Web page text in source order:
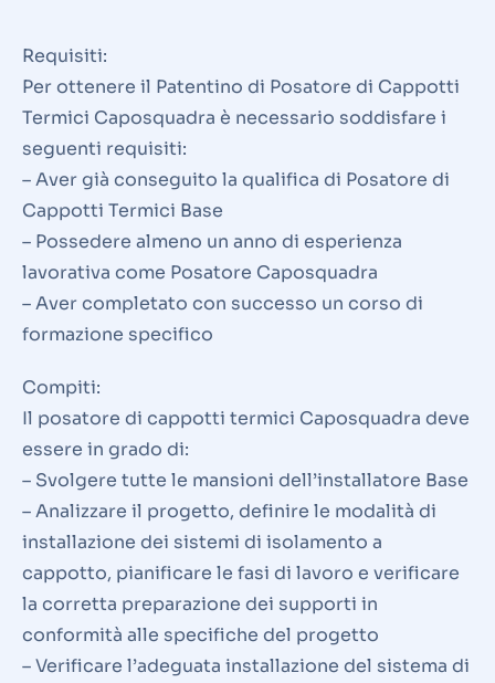
Requisiti:
Per ottenere il Patentino di Posatore di Cappotti
Termici Caposquadra è necessario soddisfare i
seguenti requisiti:
– Aver già conseguito la qualifica di Posatore di
Cappotti Termici Base
– Possedere almeno un anno di esperienza
lavorativa come Posatore Caposquadra
– Aver completato con successo un corso di
formazione specifico
Compiti:
Il posatore di cappotti termici Caposquadra deve
essere in grado di:
– Svolgere tutte le mansioni dell’installatore Base
– Analizzare il progetto, definire le modalità di
installazione dei sistemi di isolamento a
cappotto, pianificare le fasi di lavoro e verificare
la corretta preparazione dei supporti in
conformità alle specifiche del progetto
– Verificare l’adeguata installazione del sistema di